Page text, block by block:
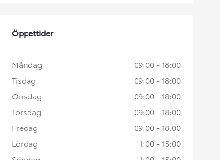
Öppettider
Måndag
09:00 - 18:00
Tisdag
09:00 - 18:00
Onsdag
09:00 - 18:00
Torsdag
09:00 - 18:00
Fredag
09:00 - 18:00
Lördag
11:00 - 15:00